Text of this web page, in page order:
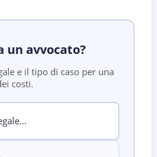
un avvocato?
e il tipo di caso per una
costi.